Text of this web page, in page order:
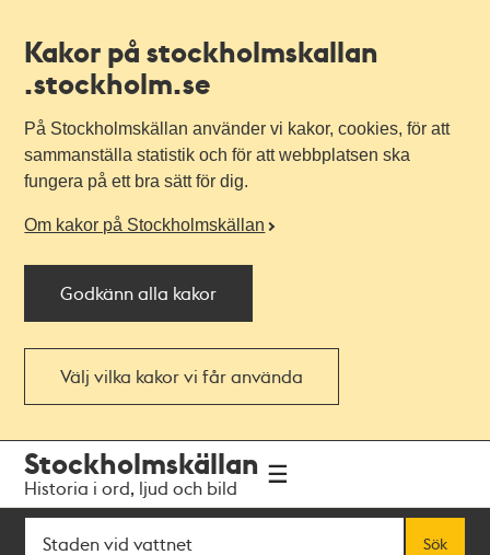
Kakor på stockholmskallan
.stockholm.se
På Stockholmskällan använder vi kakor, cookies, för att
sammanställa statistik och för att webbplatsen ska
fungera på ett bra sätt för dig.
Om kakor på Stockholmskällan
Godkänn alla kakor
Välj vilka kakor vi får använda
navigationen
huvudinnehållet
Stockholmskällan
Historia i ord, ljud och bild
Sök
Sök